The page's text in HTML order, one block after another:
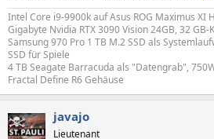
Intel Core i9-9900k auf Asus ROG Maximus XI
Gigabyte Nvidia RTX 3090 Vision 24GB, 32 GB-
Samsung 970 Pro 1 TB M.2 SSD als
SSD für Spiele
4 TB Seagate Barracuda als "Datengrab",
Fractal Define R6 Gehäuse
javajo
Lieutenant